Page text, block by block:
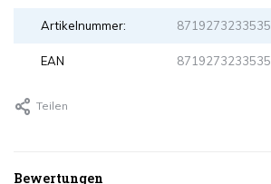
Artikelnummer: 8719273233535
EAN 8719273233535
Teilen
Bewertungen